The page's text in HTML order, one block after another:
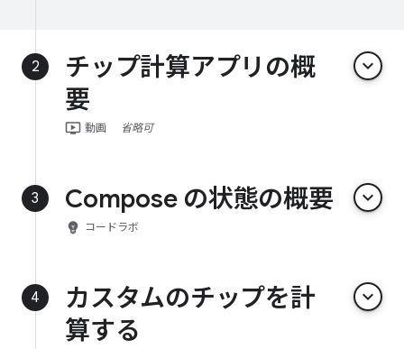
2
チップ計算アプリの概
要
keyboard_arrow_down
ondemand_video 動画 省略可
3 Compose の状態の概要 keyboard_arrow_down
emoji_objects コードラボ
4
カスタムのチップを計
算する
keyboard_arrow_down